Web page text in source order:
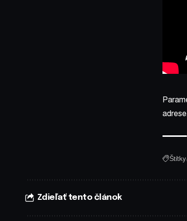
adrese:
Štítky:
Zdieľať tento článok